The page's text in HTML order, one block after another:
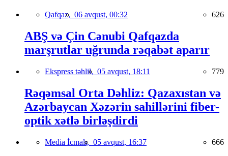
Qafqaz, 06 avqust, 00:32 626
ABŞ və Çin Cənubi Qafqazda
marşrutlar uğrunda rəqabət aparır
Ekspress təhlil, 05 avqust, 18:11 779
Rəqəmsal Orta Dəhliz: Qazaxıstan və
Azərbaycan Xəzərin sahillərini fiber-
optik xətlə birləşdirdi
Media İcmalı, 05 avqust, 16:37 666